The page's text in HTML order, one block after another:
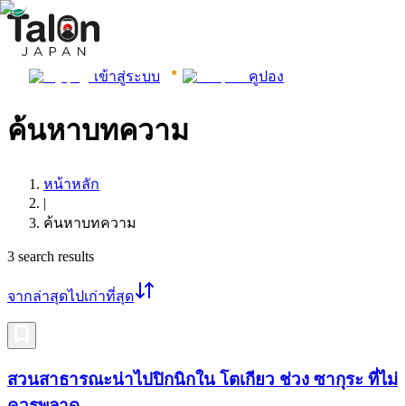
เข้าสู่ระบบ คูปอง
ค้นหาบทความ
หน้าหลัก
|
ค้นหาบทความ
3 search results
จากล่าสุดไปเก่าที่สุด
สวนสาธารณะน่าไปปิกนิกใน โตเกียว ช่วง ซากุระ ที่ไม่